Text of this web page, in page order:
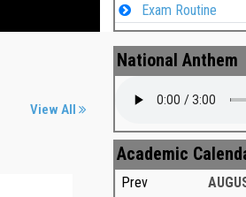
Exam Routine
View All
National Anthem
Academic
Prev